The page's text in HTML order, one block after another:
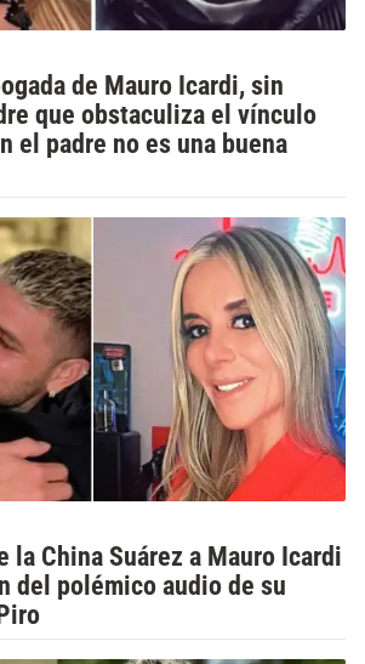
de Mauro Icardi, sin
que obstaculiza el vínculo
el padre no es una buena
la China Suárez a Mauro Icardi
del polémico audio de su